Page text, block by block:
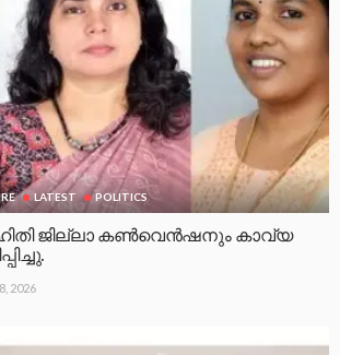
LATEST POLITICS
ജില്ലാ കൺവെൻഷനും കാവ്യ
2026